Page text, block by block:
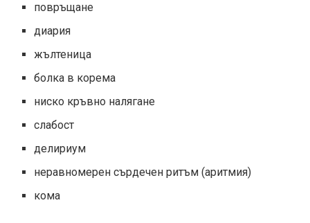
повръщане
диария
жълтеница
болка в корема
ниско кръвно налягане
слабост
делириум
неравномерен сърдечен ритъм (аритмия)
кома